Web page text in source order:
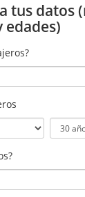
tus datos
edades)